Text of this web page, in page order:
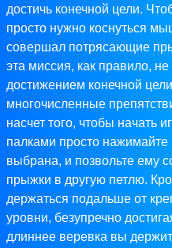
достичь конечной цели.
просто нужно коснуться
совершал потрясающие
эта миссия, как правило,
достижением конечной
многочисленные
насчет того, чтобы начать
палками просто нажимайте
выбрана, и позвольте ему
прыжки в другую петлю.
держаться подальше от
уровни, безупречно
длиннее веревка вы